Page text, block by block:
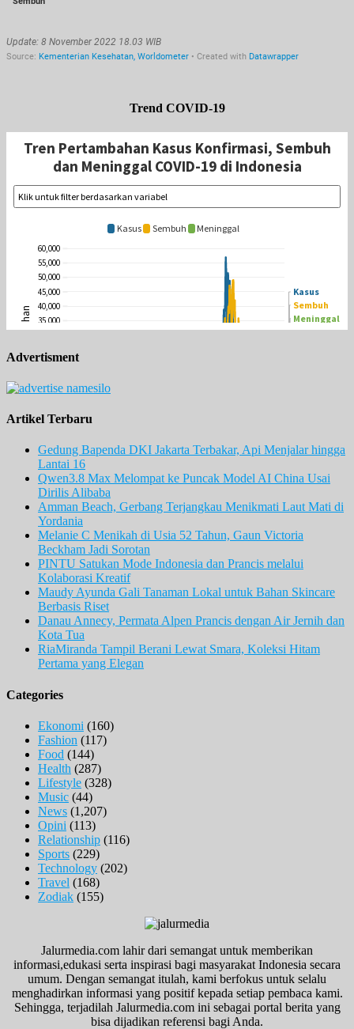
Trend COVID-19
Advertisment
Artikel Terbaru
Gedung Bapenda DKI Jakarta Terbakar, Api Menjalar hingga
Lantai 16
Qwen3.8 Max Melompat ke Puncak Model AI China Usai
Dirilis Alibaba
Amman Beach, Gerbang Terjangkau Menikmati Laut Mati di
Yordania
Melanie C Menikah di Usia 52 Tahun, Gaun Victoria
Beckham Jadi Sorotan
PINTU Satukan Mode Indonesia dan Prancis melalui
Kolaborasi Kreatif
Maudy Ayunda Gali Tanaman Lokal untuk Bahan Skincare
Berbasis Riset
Danau Annecy, Permata Alpen Prancis dengan Air Jernih dan
Kota Tua
RiaMiranda Tampil Berani Lewat Smara, Koleksi Hitam
Pertama yang Elegan
Categories
Ekonomi (160)
Fashion (117)
Food (144)
Health (287)
Lifestyle (328)
Music (44)
News (1,207)
Opini (113)
Relationship (116)
Sports (229)
Technology (202)
Travel (168)
Zodiak (155)
Jalurmedia.com lahir dari semangat untuk memberikan
informasi,edukasi serta inspirasi bagi masyarakat Indonesia secara
umum. Dengan semangat itulah, kami berfokus untuk selalu
menghadirkan informasi yang positif kepada setiap pembaca kami.
Sehingga, terjadilah Jalurmedia.com ini sebagai portal berita yang
bisa dijadikan referensi bagi Anda.